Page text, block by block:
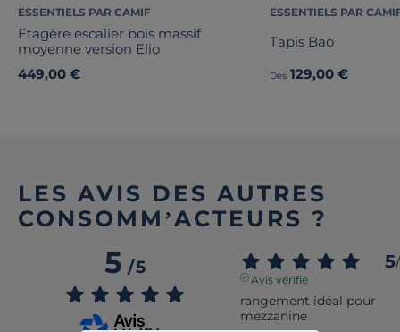
ESSENTIELS PAR CAMIF
Etagère escalier bois massif
moyenne version Elio
449,00 €
ESSENTIELS PAR
Tapis Bao
Dès 129,00 €
LES AVIS DES AUTRES
CONSOMM’ACTEURS ?
5/5 5/
Avis vérifié
rangement idéal pour
mezzanine